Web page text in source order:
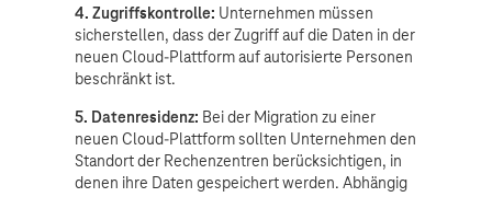
4. Zugriffskontrolle: Unternehmen müssen
sicherstellen, dass der Zugriff auf die Daten in der
neuen Cloud-Plattform auf autorisierte Personen
beschränkt ist.
5. Datenresidenz: Bei der Migration zu einer
neuen Cloud-Plattform sollten Unternehmen den
Standort der Rechenzentren berücksichtigen, in
denen ihre Daten gespeichert werden. Abhängig